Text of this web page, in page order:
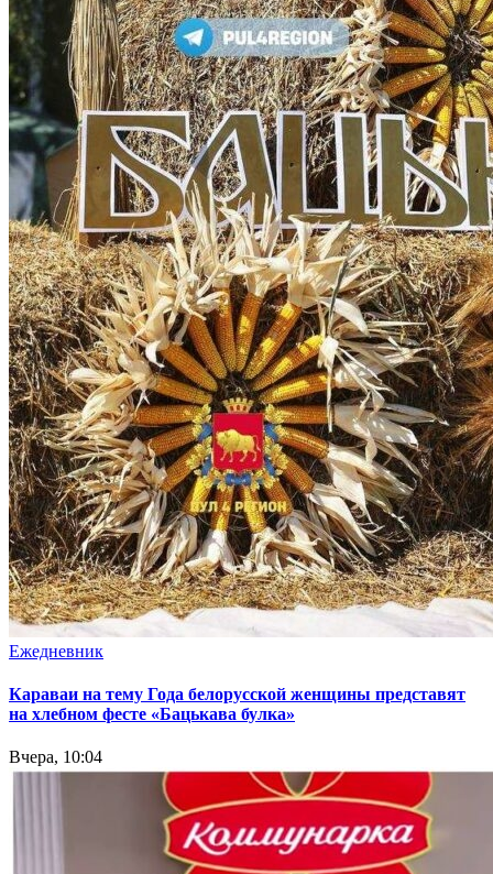
Ежедневник
Караваи на тему Года белорусской женщины представят
на хлебном фесте «Бацькава булка»
Вчера, 10:04